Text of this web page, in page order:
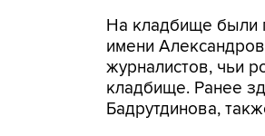
На кладбище были
имени
журналистов, чьи
кладбище. Ранее
Бадрутдинова,